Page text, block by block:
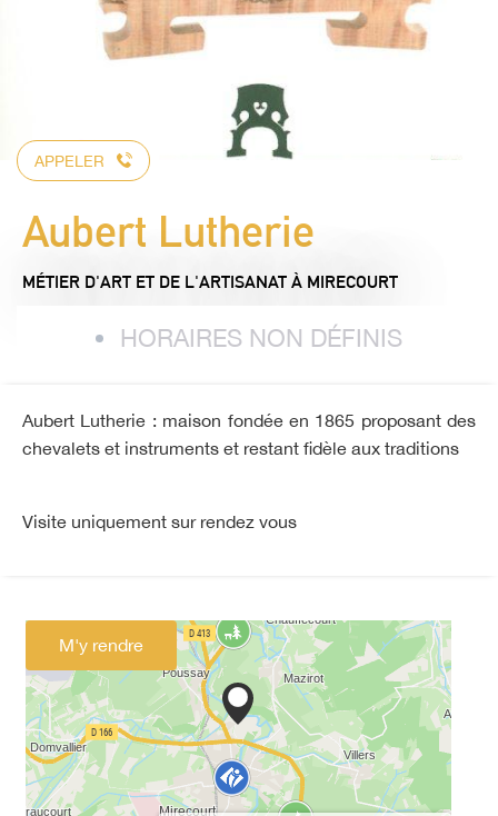
APPELER
Aubert Lutherie
MÉTIER D'ART ET DE L'ARTISANAT À MIRECOURT
HORAIRES NON DÉFINIS
Aubert Lutherie : maison fondée en 1865 proposant des
chevalets et instruments et restant fidèle aux traditions
Visite uniquement sur rendez vous
M'y rendre